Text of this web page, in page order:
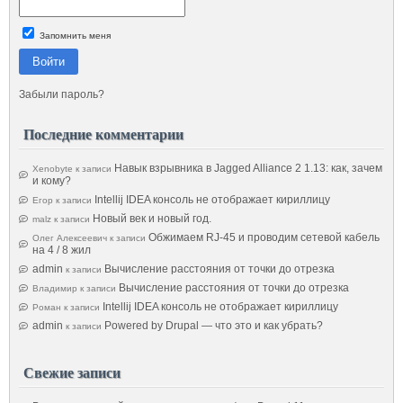
Запомнить меня
Войти
Забыли пароль?
Последние комментарии
Xenobyte к записи Навык взрывника в Jagged Alliance 2 1.13: как, зачем
и кому?
Егор к записи Intellij IDEA консоль не отображает кириллицу
malz к записи Новый век и новый год.
Олег Алексеевич к записи Обжимаем RJ-45 и проводим сетевой кабель
на 4 / 8 жил
admin к записи Вычисление расстояния от точки до отрезка
Владимир к записи Вычисление расстояния от точки до отрезка
Роман к записи
Intellij IDEA консоль не отображает кириллицу
admin к записи Powered by Drupal — что это и как убрать?
Свежие записи